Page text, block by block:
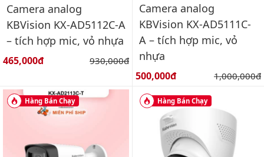
Camera analog
KBVision KX-AD5112C-A
– tích hợp mic, vỏ nhựa
Giá bán:
465,000đ Giá gốc:
930,000đ
Camera analog
KBVision KX-AD5111C-
A – tích hợp mic, vỏ
nhựa
Giá bán:
500,000đ Giá gốc:
1,000,000đ
Hàng Bán Chạy Hàng Bán Chạy